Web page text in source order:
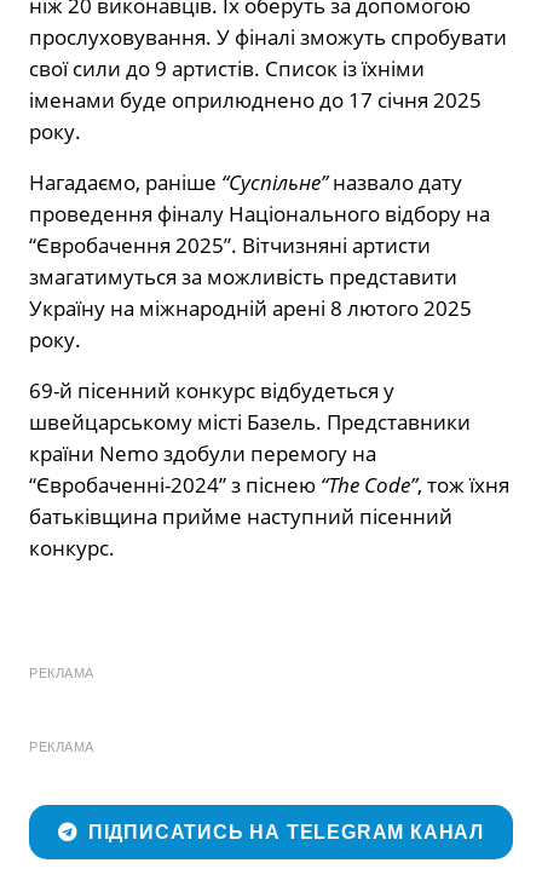
ніж 20 виконавців. Їх оберуть за допомогою
прослуховування. У фіналі зможуть спробувати
свої сили до 9 артистів. Список із їхніми
іменами буде оприлюднено до 17 січня 2025
року.
Нагадаємо, раніше “Суспільне”назвало дату
проведення фіналу Національного відбору на
“Євробачення 2025”. Вітчизняні артисти
змагатимуться за можливість представити
Україну на міжнародній арені 8 лютого 2025
року.
69-й пісенний конкурс відбудеться у
швейцарському місті Базель. Представники
країни Nemo здобули перемогу на
“Євробаченні-2024” з піснею “The Code”, тож їхня
батьківщина прийме наступний пісенний
конкурс.
РЕКЛАМА
РЕКЛАМА
ПІДПИСАТИСЬ НА TELEGRAM КАНАЛ